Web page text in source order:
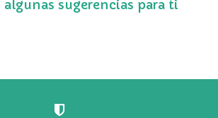
algunas sugerencias para ti